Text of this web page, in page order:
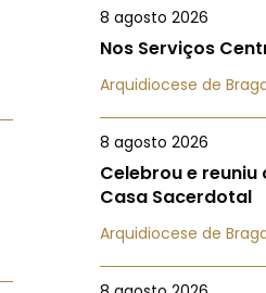
8 agosto 2026
Nos Serviços
Arquidiocese de
8 agosto 2026
Celebrou e
Casa Sacerdotal
Arquidiocese de